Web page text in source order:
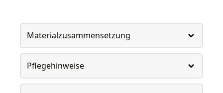
Materialzusammensetzung
Pflegehinweise